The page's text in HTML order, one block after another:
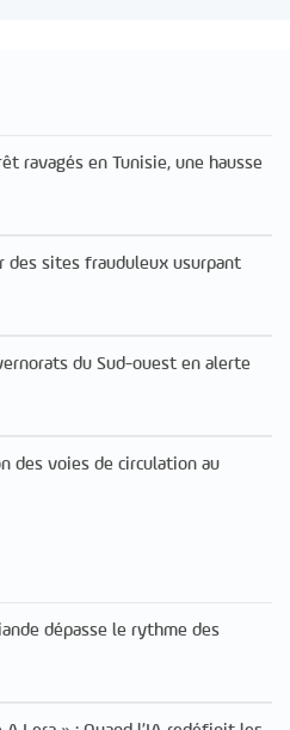
ravagés en Tunisie, une hausse
des sites frauduleux usurpant
du Sud-ouest en alerte
des voies de circulation au
dépasse le rythme des